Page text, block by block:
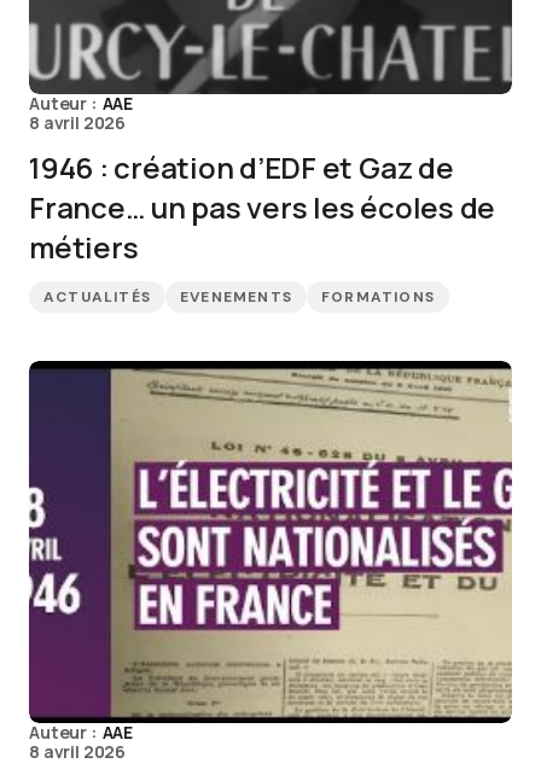
Auteur : AAE
8 avril 2026
1946 : création d’EDF et Gaz de
France… un pas vers les écoles de
métiers
ACTUALITÉS EVENEMENTS FORMATIONS
Auteur : AAE
8 avril 2026